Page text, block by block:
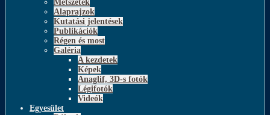
Metszetek
Alaprajzok
Kutatási jelentések
Publikációk
Régen és most
Galéria
A kezdetek
Képek
Anaglif, 3D-s fotók
Légifotók
Videók
Egyesület